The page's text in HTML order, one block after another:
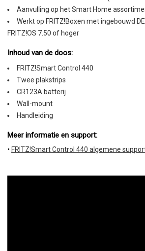
Aanvulling op het Smart Home
Werkt op FRITZ!Boxen met ingebouwd
FRITZ!OS 7.50 of hoger
Inhoud van de doos:
FRITZ!Smart Control 440
Twee plakstrips
CR123A batterij
Wall-mount
Handleiding
Meer informatie en support:
• FRITZ!Smart Control 440 algemene